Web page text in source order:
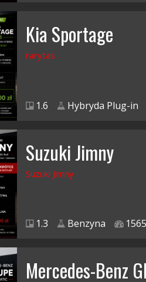
Kia Sportage
rarytas
1.6 Hybryda Plug-in
Suzuki Jimny
Suzuki Jimny
1.3 Benzyna
Mercedes-Benz